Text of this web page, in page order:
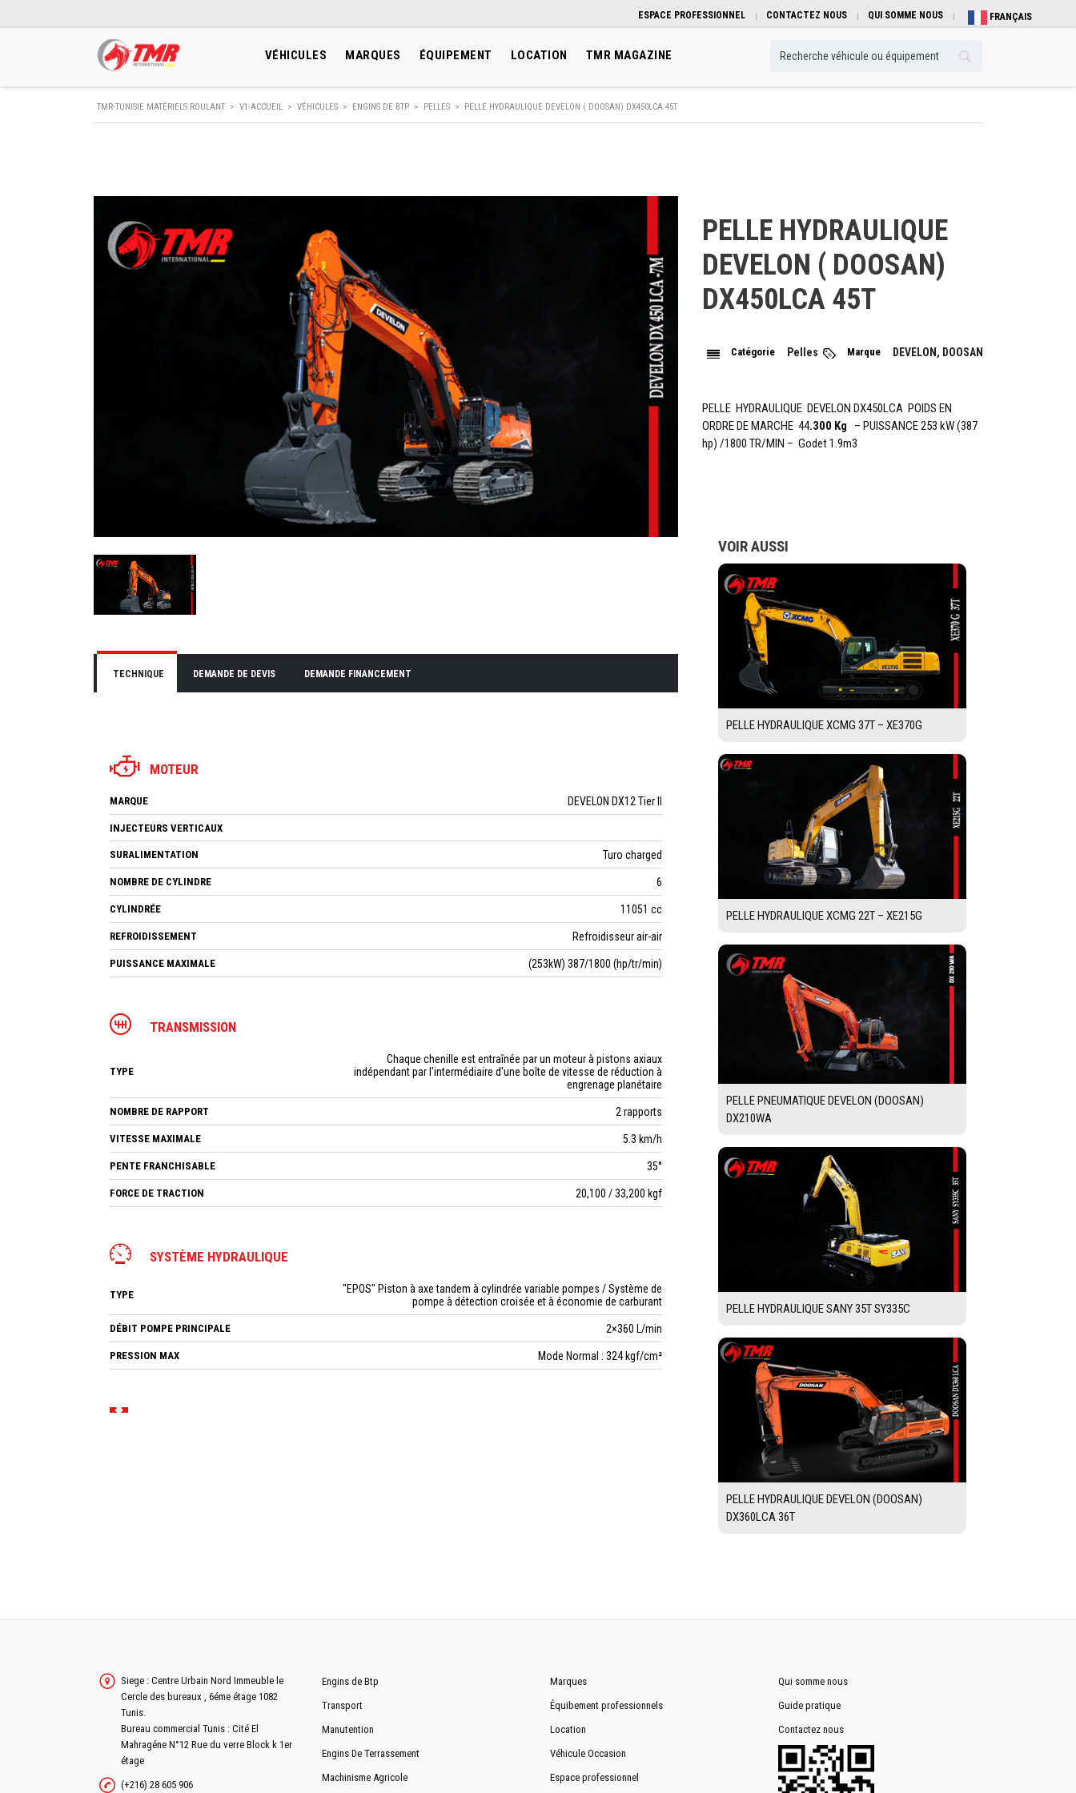
ESPACE PROFESSIONNEL CONTACTEZ NOUS QUI SOMME NOUS FRANÇAIS
VÉHICULES MARQUES ÉQUIPEMENT LOCATION TMR MAGAZINE
TMR-TUNISIE MATÉRIELS ROULANT > V1-ACCUEIL > VÉHICULES > ENGINS DE BTP > PELLES > PELLE HYDRAULIQUE DEVELON ( DOOSAN) DX450LCA 45T
TECHNIQUE DEMANDE DE DEVIS DEMANDE FINANCEMENT
MOTEUR
MARQUE DEVELON DX12 Tier II
INJECTEURS VERTICAUX
SURALIMENTATION Turo charged
NOMBRE DE CYLINDRE 6
CYLINDRÉE 11051 cc
REFROIDISSEMENT Refroidisseur air-air
PUISSANCE MAXIMALE (253kW) 387/1800 (hp/tr/min)
TRANSMISSION
TYPE
Chaque chenille est entraînée par un moteur à pistons axiaux
indépendant par l'intermédiaire d'une boîte de vitesse de réduction à
engrenage planétaire
NOMBRE DE RAPPORT 2 rapports
VITESSE MAXIMALE 5.3 km/h
PENTE FRANCHISABLE 35°
FORCE DE TRACTION 20,100 / 33,200 kgf
SYSTÈME HYDRAULIQUE
TYPE
"EPOS" Piston à axe tandem à cylindrée variable pompes / Système de
pompe à détection croisée et à économie de carburant
DÉBIT POMPE PRINCIPALE 2×360 L/min
PRESSION MAX Mode Normal : 324 kgf/cm²
CINEMATIQUE DE TRAVAIL
LONGUEUR DE BALANCIER 6700 mm
HAUTEUR D'ATTAQUE
PELLE HYDRAULIQUE
DEVELON ( DOOSAN)
DX450LCA 45T
Catégorie Pelles Marque DEVELON, DOOSAN
PELLE HYDRAULIQUE DEVELON DX450LCA POIDS EN
ORDRE DE MARCHE 44.300 Kg – PUISSANCE 253 kW (387
hp) /1800 TR/MIN – Godet 1.9m3
VOIR AUSSI
PELLE HYDRAULIQUE XCMG 37T – XE370G
PELLE HYDRAULIQUE XCMG 22T – XE215G
PELLE PNEUMATIQUE DEVELON (DOOSAN)
DX210WA
PELLE HYDRAULIQUE SANY 35T SY335C
PELLE HYDRAULIQUE DEVELON (DOOSAN)
DX360LCA 36T
Siege : Centre Urbain Nord Immeuble le
Cercle des bureaux , 6éme étage 1082
Tunis.
Bureau commercial Tunis : Cité El
Mahragéne N°12 Rue du verre Block k 1er
étage
(+216) 28 605 906
Engins de Btp
Transport
Manutention
Engins De Terrassement
Machinisme Agricole
Marques
Équibement professionnels
Location
Véhicule Occasion
Espace professionnel
Qui somme nous
Guide pratique
Contactez nous